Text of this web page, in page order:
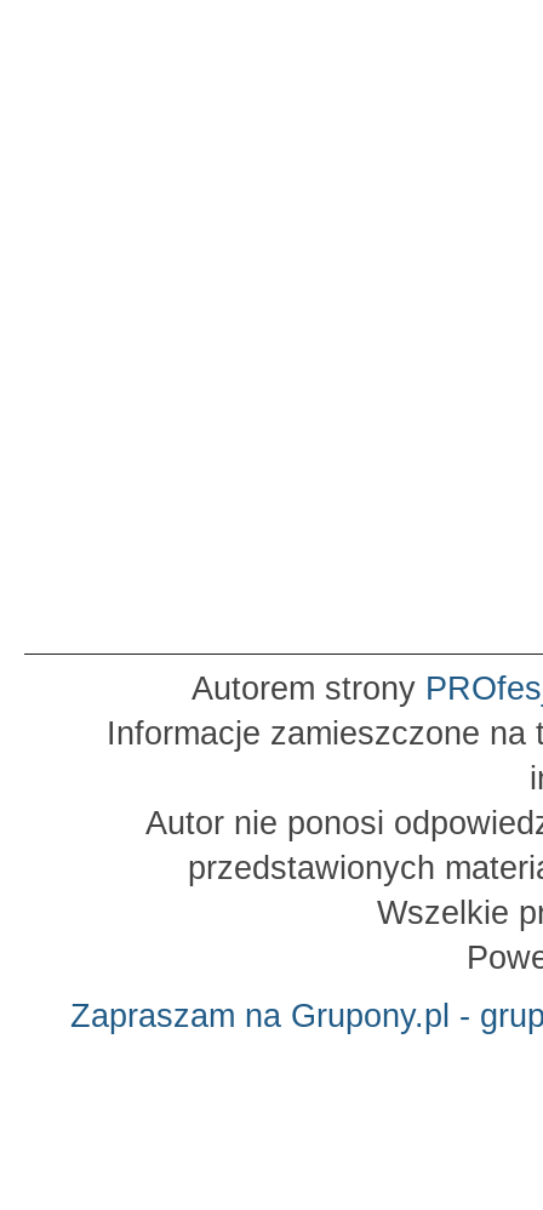
Autorem strony
Informacje zamieszczone
Autor nie ponosi
przedstawionych
Wszelkie
Zapraszam na Grupony.pl -